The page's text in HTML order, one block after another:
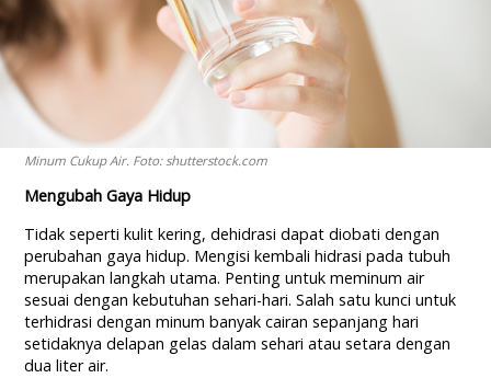
Minum Cukup Air. Foto: shutterstock.com
Mengubah Gaya Hidup
Tidak seperti kulit kering, dehidrasi dapat diobati dengan
perubahan gaya hidup. Mengisi kembali hidrasi pada tubuh
merupakan langkah utama. Penting untuk meminum air
sesuai dengan kebutuhan sehari-hari. Salah satu kunci untuk
terhidrasi dengan minum banyak cairan sepanjang hari
setidaknya delapan gelas dalam sehari atau setara dengan
dua liter air.